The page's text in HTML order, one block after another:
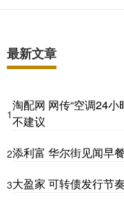
最新文章
1
淘配网 网传“空调24小
不建议
2添利富 华尔街见闻早
3大盈家 可转债发行节